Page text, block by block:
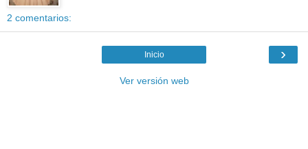
2 comentarios:
›
Inicio
Ver versión web